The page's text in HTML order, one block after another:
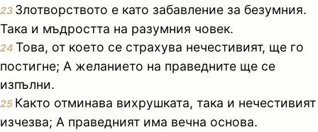
23 Злотворството е като забавление за безумния.
Така и мъдростта на разумния човек.
24 Това, от което се страхува нечестивият, ще го
постигне; А желанието на праведните ще се
изпълни.
25 Както отминава вихрушката, така и нечестивият
изчезва; А праведният има вечна основа.